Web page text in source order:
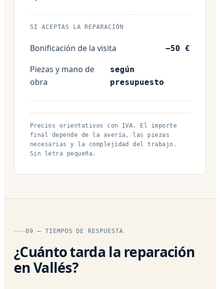
SI ACEPTAS LA REPARACIÓN
Bonificación de la visita −50 €
Piezas y mano de
obra
según
presupuesto
Precios orientativos con IVA. El importe
final depende de la avería, las piezas
necesarias y la complejidad del trabajo.
Sin letra pequeña.
09 — TIEMPOS DE RESPUESTA
¿Cuánto tarda la reparación
en Vallés?